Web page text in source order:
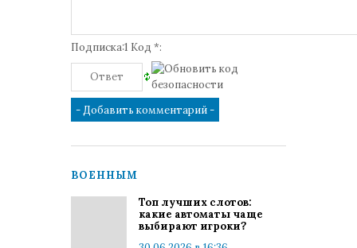
Подписка:1 Код *:
ВОЕННЫМ
Топ лучших слотов:
какие автоматы чаще
выбирают игроки?